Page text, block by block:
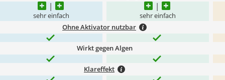
sehr einfach sehr einfach
Ohne Aktivator nutzbar
Wirkt gegen Algen
Klareffekt